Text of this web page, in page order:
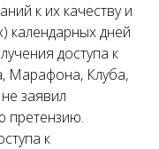
к их качеству и
календарных дней
доступа к
Марафона, Клуба,
заявил
претензию.
к